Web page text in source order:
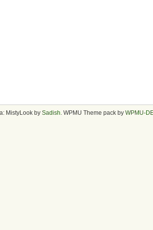
MistyLook by Sadish . WPMU Theme pack by WPMU-